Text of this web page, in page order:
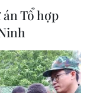
Tổ hợp